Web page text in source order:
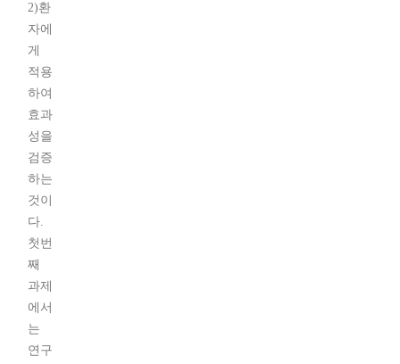
2)환
자에
게
적용
하여
효과
성을
검증
하는
것이
다.
첫번
째
과제
에서
는
연구